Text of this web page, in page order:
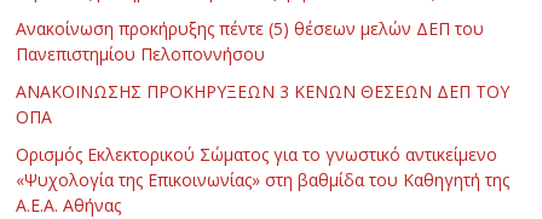
Ανακοίνωση προκήρυξης πέντε (5) θέσεων μελών ΔΕΠ του
Πανεπιστημίου Πελοποννήσου
ΑΝΑΚΟΙΝΩΣΗΣ ΠΡΟΚΗΡΥΞΕΩΝ 3 ΚΕΝΩΝ ΘΕΣΕΩΝ ΔΕΠ ΤΟΥ
ΟΠΑ
Ορισμός Εκλεκτορικού Σώματος για το γνωστικό αντικείμενο
«Ψυχολογία της Επικοινωνίας» στη βαθμίδα του Καθηγητή της
Α.Ε.Α. Αθήνας